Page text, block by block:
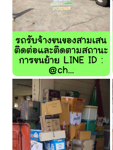
รถรับจ้างขนของสามเสน
ติดต่อและติดตามสถานะ
การขนย้าย LINE ID :
@ch...